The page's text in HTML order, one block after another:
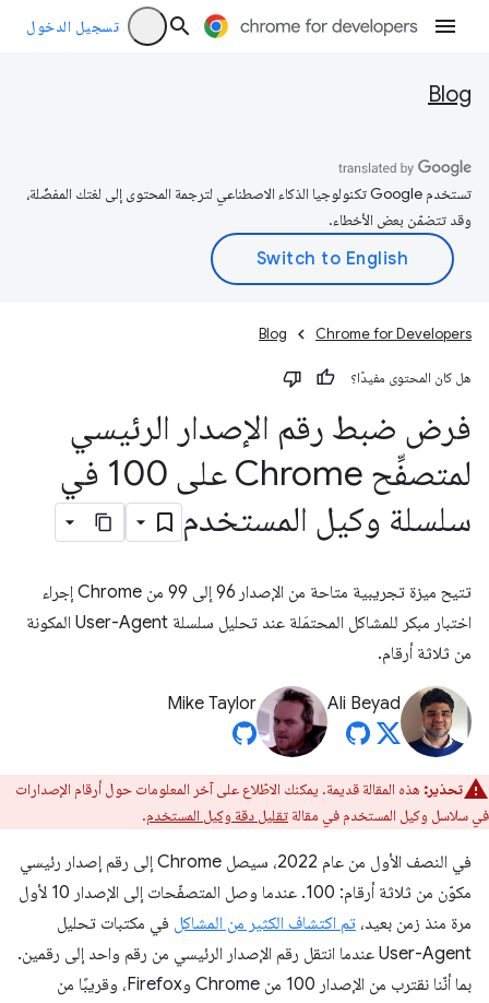
تسجيل الدخول
Blog
تستخدم Google تكنولوجيا الذكاء الاصطناعي لترجمة المحتوى إلى لغتك المفضّلة،
وقد تتضمّن بعض الأخطاء.
Chrome for Developers
Blog
هل كان المحتوى مفيدًا؟
فرض ضبط رقم الإصدار الرئيسي
لمتصفِّح Chrome على 100 في
سلسلة وكيل المستخدم
تتيح ميزة تجريبية متاحة من الإصدار 96 إلى 99 من Chrome إجراء
اختبار مبكر للمشاكل المحتمَلة عند تحليل سلسلة User-Agent المكونة
من ثلاثة أرقام.
Ali Beyad
Mike Taylor
تحذير: هذه المقالة قديمة. يمكنك الاطّلاع على آخر المعلومات حول أرقام الإصدارات
في سلاسل وكيل المستخدم في مقالة تقليل دقة وكيل المستخدم.
في النصف الأول من عام 2022، سيصل Chrome إلى رقم إصدار رئيسي
مكوّن من ثلاثة أرقام: 100. عندما وصل المتصفّحات إلى الإصدار 10 لأول
مرة منذ زمن بعيد، تم اكتشاف الكثير من المشاكل في مكتبات تحليل
User-Agent عندما انتقل رقم الإصدار الرئيسي من رقم واحد إلى رقمين.
بما أنّنا نقترب من الإصدار 100 من Chrome وFirefox، وقريبًا من